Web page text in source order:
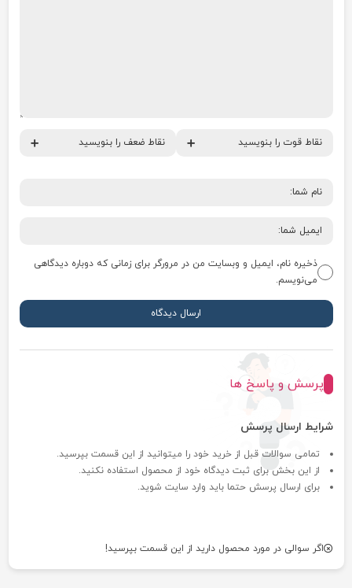
ذخیره نام، ایمیل و وبسایت من در مرورگر برای زمانی که دوباره دیدگاهی
می‌نویسم.
پرسش و پاسخ ها
شرایط ارسال پرسش
تمامی سوالات قبل از خرید خود را میتوانید از این قسمت بپرسید.
از این بخش برای ثبت دیدگاه خود از محصول استفاده نکنید.
برای ارسال پرسش حتما باید وارد سایت شوید.
اگر سوالی در مورد محصول دارید از این قسمت بپرسید!